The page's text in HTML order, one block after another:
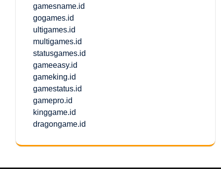
gamesname.id
gogames.id
ultigames.id
multigames.id
statusgames.id
gameeasy.id
gameking.id
gamestatus.id
gamepro.id
kinggame.id
dragongame.id